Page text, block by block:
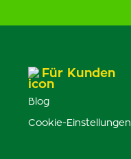
Für Kunden
Blog
Cookie-Einstellungen